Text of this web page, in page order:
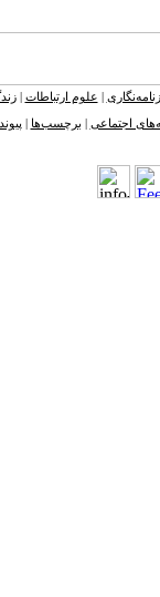
علوم ارتباطات |
اجتماعی برچسب‌ها